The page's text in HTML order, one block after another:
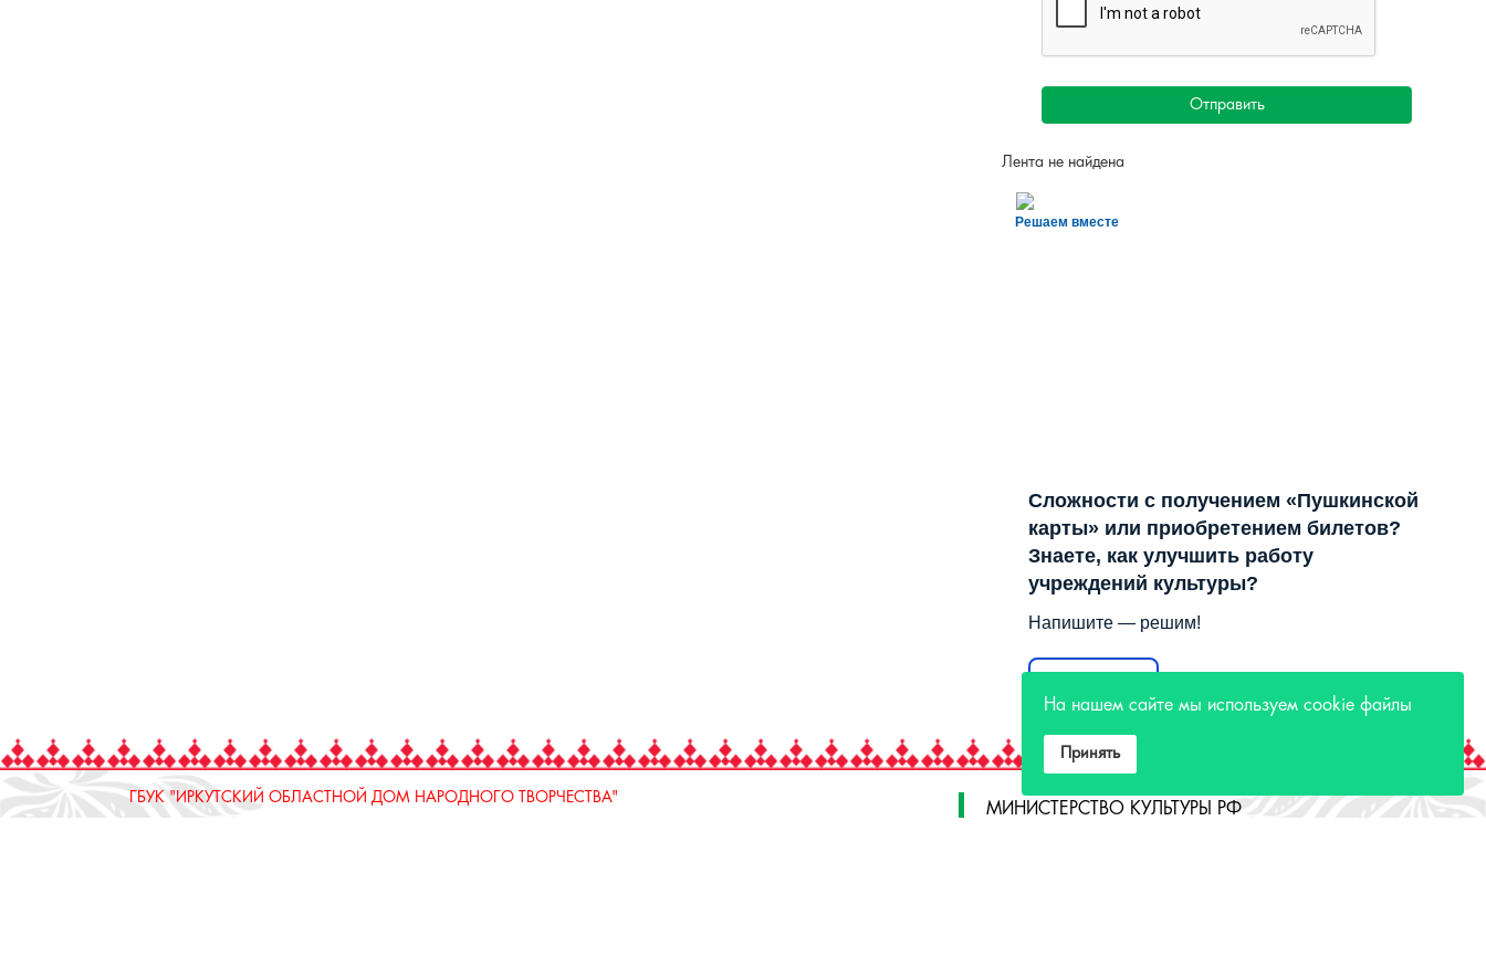
Отправить
Лента не найдена
Решаем вместе
Сложности с получением «Пушкинской
карты» или приобретением билетов?
Знаете, как улучшить работу
учреждений культуры?
Напишите — решим!
ГБУК "ИРКУТСКИЙ ОБЛАСТНОЙ ДОМ НАРОДНОГО ТВОРЧЕСТВА"
МИНИСТЕРСТВО КУЛЬТУРЫ РФ
На нашем сайте мы используем cookie файлы
Принять